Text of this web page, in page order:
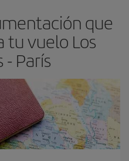
que
tu vuelo Los
París